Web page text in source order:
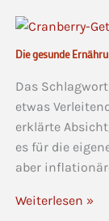
Die gesunde
Das
etwas
erklärte
es für die
aber
Weiterlesen »